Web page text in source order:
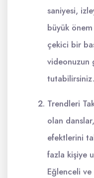
saniyesi,
büyük
çekici bir
videonuzun
tutabilirsiniz.
Trendleri
olan
efektlerini
fazla kişiye
Eğlenceli